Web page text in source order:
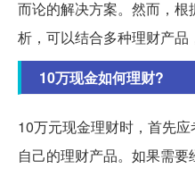
而论的解决方案。然而，
析，可以结合多种理财产品
10万现金如何理财?
10万元现金理财时，首先
自己的理财产品。如果需